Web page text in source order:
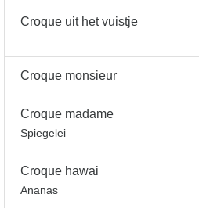
Croque uit het vuistje
Croque monsieur
Croque madame
Spiegelei
Croque hawai
Ananas